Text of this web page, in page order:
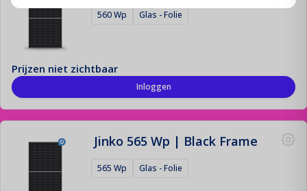
560 Wp Glas - Folie
Prijzen niet zichtbaar
Inloggen
Jinko 565 Wp | Black Frame
565 Wp Glas - Folie